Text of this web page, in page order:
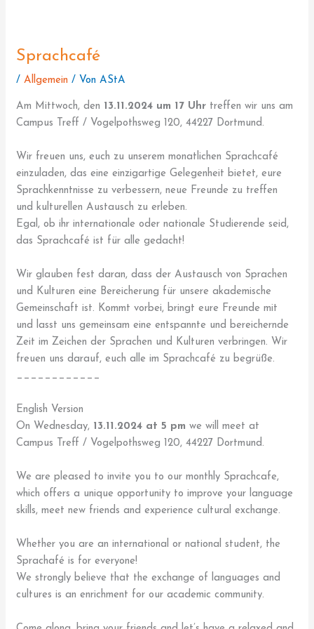
Sprachcafé
/Allgemein / VonAStA
Am Mittwoch, den 13.11.2024 um 17 Uhr treffen wir uns am
Campus Treff / Vogelpothsweg 120, 44227 Dortmund.
Wir freuen uns, euch zu unserem monatlichen Sprachcafé
einzuladen, das eine einzigartige Gelegenheit bietet, eure
Sprachkenntnisse zu verbessern, neue Freunde zu treffen
und kulturellen Austausch zu erleben.
Egal, ob ihr internationale oder nationale Studierende seid,
das Sprachcafé ist für alle gedacht!
Wir glauben fest daran, dass der Austausch von Sprachen
und Kulturen eine Bereicherung für unsere akademische
Gemeinschaft ist. Kommt vorbei, bringt eure Freunde mit
und lasst uns gemeinsam eine entspannte und bereichernde
Zeit im Zeichen der Sprachen und Kulturen verbringen. Wir
freuen uns darauf, euch alle im Sprachcafé zu begrüße.
____________
English Version
On Wednesday, 13.11.2024 at 5 pm we will meet at
Campus Treff / Vogelpothsweg 120, 44227 Dortmund.
We are pleased to invite you to our monthly Sprachcafe,
which offers a unique opportunity to improve your language
skills, meet new friends and experience cultural exchange.
Whether you are an international or national student, the
Sprachafé is for everyone!
We strongly believe that the exchange of languages and
cultures is an enrichment for our academic community.